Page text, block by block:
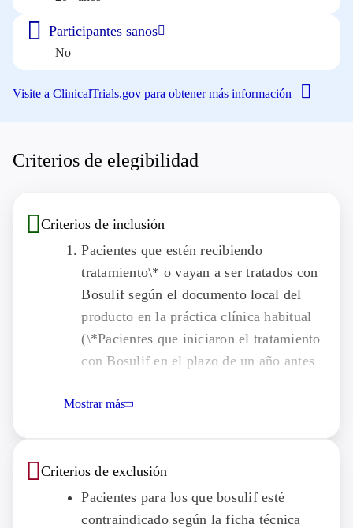
Participantes sanos
No
Visite a ClinicalTrials.gov para obtener más información
Criterios de elegibilidad
Criterios de inclusión
Pacientes que estén recibiendo
tratamiento\* o vayan a ser tratados con
Bosulif según el documento local del
producto en la práctica clínica habitual
(\*Pacientes que iniciaron el tratamiento
con Bosulif en el plazo de un año antes
Evidencia de un documento de
ha informado al paciente (o a un
representante legalmente autorizado) de
todos los aspectos pertinentes del
Mostrar más
Criterios de exclusión
Pacientes para los que bosulif esté
contraindicado según la ficha técnica